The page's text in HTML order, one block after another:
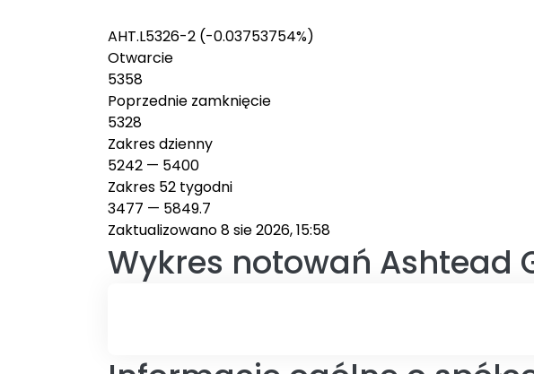
AHT.L5326-2 (-0.03753754%)
Otwarcie
5358
Poprzednie zamknięcie
5328
Zakres dzienny
5242 — 5400
Zakres 52 tygodni
3477 — 5849.7
Zaktualizowano 8 sie 2026, 15:58
Wykres notowań Ashtead